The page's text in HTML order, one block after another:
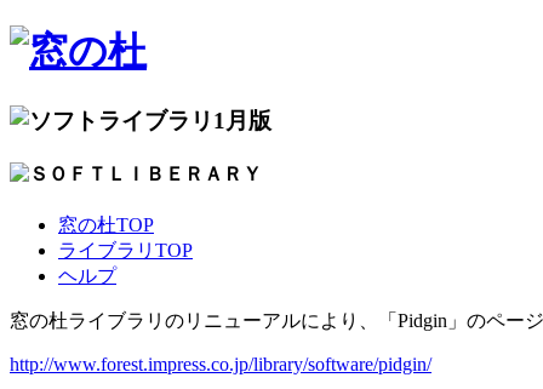
1月版
窓の杜TOP
ライブラリTOP
ヘルプ
窓の杜ライブラリのリニューアルにより、「Pidgin」のペー
http://www.forest.impress.co.jp/library/software/pidgin/